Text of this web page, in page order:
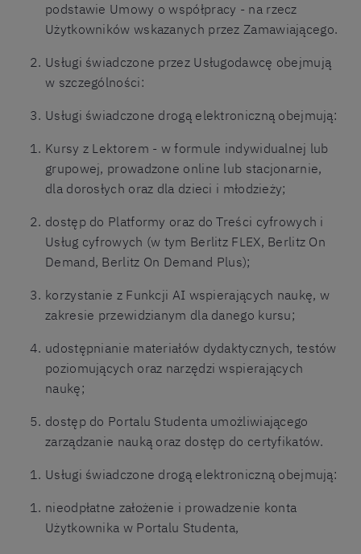
podstawie Umowy o współpracy - na rzecz
Użytkowników wskazanych przez Zamawiającego.
Usługi świadczone przez Usługodawcę obejmują
w szczególności:
Usługi świadczone drogą elektroniczną obejmują:
Kursy z Lektorem - w formule indywidualnej lub
grupowej, prowadzone online lub stacjonarnie,
dla dorosłych oraz dla dzieci i młodzieży;
dostęp do Platformy oraz do Treści cyfrowych i
Usług cyfrowych (w tym Berlitz FLEX, Berlitz On
Demand, Berlitz On Demand Plus);
korzystanie z Funkcji AI wspierających naukę, w
zakresie przewidzianym dla danego kursu;
udostępnianie materiałów dydaktycznych, testów
poziomujących oraz narzędzi wspierających
naukę;
dostęp do Portalu Studenta umożliwiającego
zarządzanie nauką oraz dostęp do certyfikatów.
Usługi świadczone drogą elektroniczną obejmują:
nieodpłatne założenie i prowadzenie konta
Użytkownika w Portalu Studenta,